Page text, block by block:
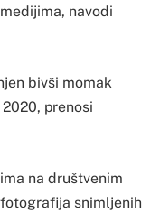
navodi
bivši momak
prenosi
na društvenim
snimljenih